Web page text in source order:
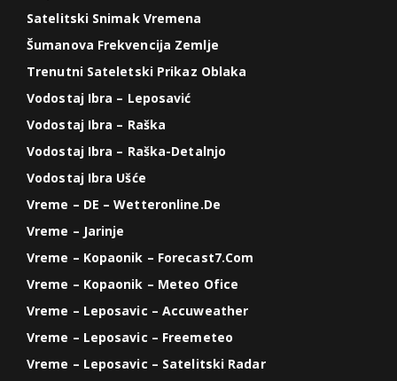
Satelitski Snimak Vremena
Šumanova Frekvencija Zemlje
Trenutni Sateletski Prikaz Oblaka
Vodostaj Ibra – Leposavić
Vodostaj Ibra – Raška
Vodostaj Ibra – Raška-Detalnjo
Vodostaj Ibra Ušće
Vreme – DE – Wetteronline.de
Vreme – Jarinje
Vreme – Kopaonik – Forecast7.com
Vreme – Kopaonik – Meteo Ofice
Vreme – Leposavic – Accuweather
Vreme – Leposavic – Freemeteo
Vreme – Leposavic – Satelitski Radar